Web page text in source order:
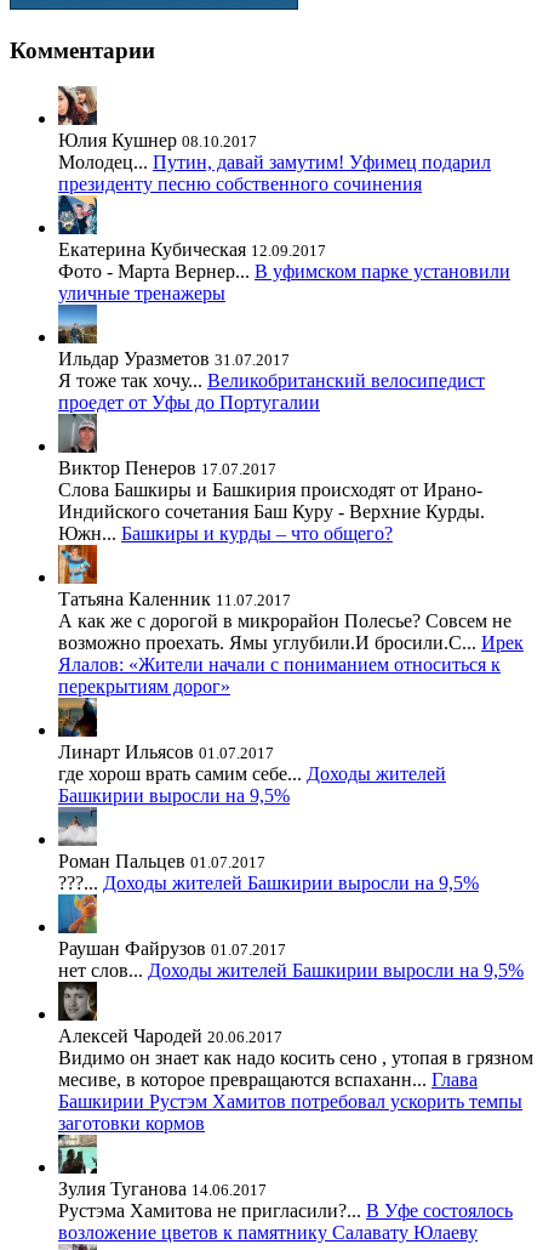
Комментарии
Юлия Кушнер 08.10.2017
Молодец... Путин, давай замутим! Уфимец подарил
президенту песню собственного сочинения
Екатерина Кубическая 12.09.2017
Фото - Марта Вернер... В уфимском парке установили
уличные тренажеры
Ильдар Уразметов 31.07.2017
Я тоже так хочу... Великобританский велосипедист
проедет от Уфы до Португалии
Виктор Пенеров 17.07.2017
Слова Башкиры и Башкирия происходят от Ирано-
Индийского сочетания Баш Куру - Верхние Курды.
Южн... Башкиры и курды – что общего?
Татьяна Каленник 11.07.2017
А как же с дорогой в микрорайон Полесье? Совсем не
возможно проехать. Ямы углубили.И бросили.С... Ирек
Ялалов: «Жители начали с пониманием относиться к
перекрытиям дорог»
Линарт Ильясов 01.07.2017
где хорош врать самим себе... Доходы жителей
Башкирии выросли на 9,5%
Роман Пальцев 01.07.2017
???... Доходы жителей Башкирии выросли на 9,5%
Раушан Файрузов 01.07.2017
нет слов... Доходы жителей Башкирии выросли на 9,5%
Алексей Чародей 20.06.2017
Видимо он знает как надо косить сено , утопая в грязном
месиве, в которое превращаются вспаханн... Глава
Башкирии Рустэм Хамитов потребовал ускорить темпы
заготовки кормов
Зулия Туганова 14.06.2017
Рустэма Хамитова не пригласили?... В Уфе состоялось
возложение цветов к памятнику Салавату Юлаеву